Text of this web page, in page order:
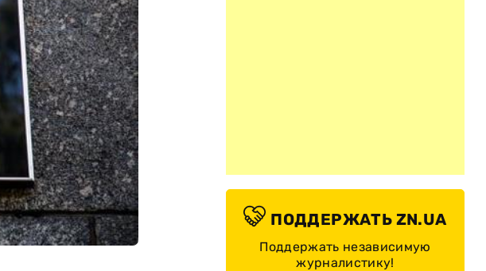
ПОДДЕРЖАТЬ ZN.UA
Поддержать независимую
журналистику!